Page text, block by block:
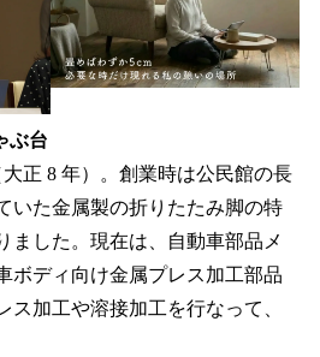
ぶ台
正 8 年）。創業時は公民館の長
いた金属製の折りたたみ脚の特
ました。現在は、自動車部品メ
ボディ向け金属プレス加工部品
ス加工や溶接加工を行なって、